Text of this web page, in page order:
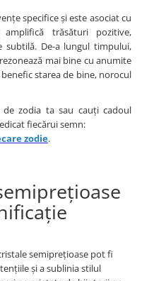
specifice și este asociat cu
trăsături pozitive,
subtilă. De-a lungul timpului,
mai bine cu anumite
starea de bine, norocul
zodia ta sau cauți cadoul
fiecărui semn:
zodie.
semiprețioase pot fi
și a sublinia stilul